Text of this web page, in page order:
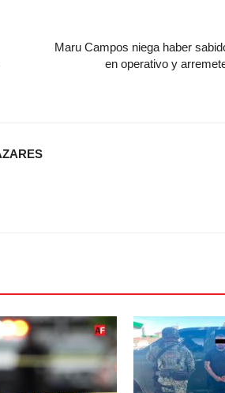
Maru Campos niega haber
en operativo y